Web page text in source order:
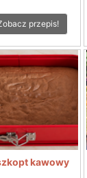
przepis!
kawowy